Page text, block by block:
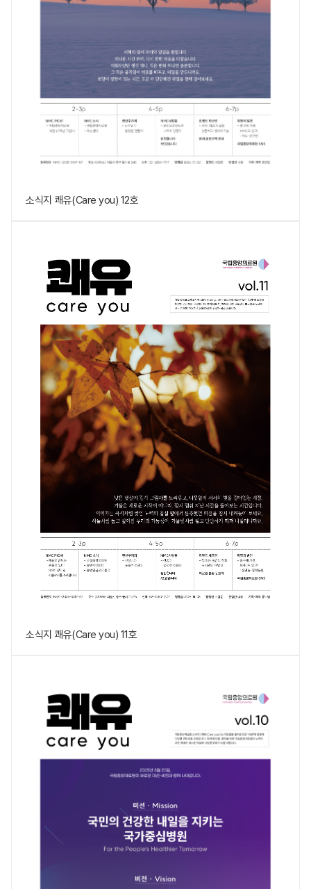
소식지 쾌유(Care you) 12호
소식지 쾌유(Care you) 11호